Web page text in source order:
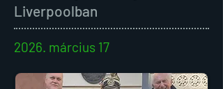
Liverpoolban
2026. március 17